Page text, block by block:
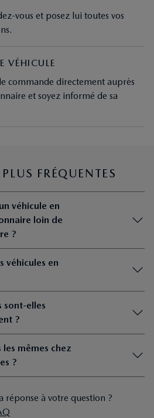
vous et posez lui toutes vos
VÉHICULE
commande directement auprès
et soyez informé de sa
FRÉQUENTES
véhicule en
loin de
?
véhicules en
sont-elles
?
les mêmes chez
?
réponse à votre question ?